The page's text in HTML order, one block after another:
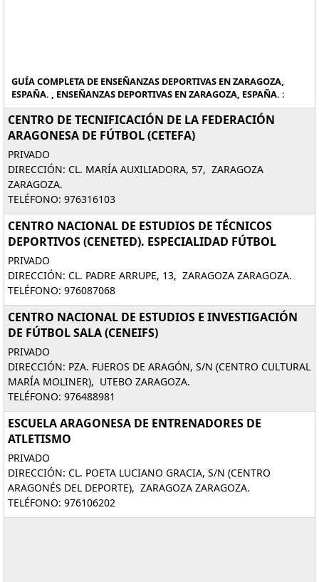
GUÍA COMPLETA DE ENSEÑANZAS DEPORTIVAS EN ZARAGOZA,
ESPAÑA. , ENSEÑANZAS DEPORTIVAS EN ZARAGOZA, ESPAÑA. :
CENTRO DE TECNIFICACIÓN DE LA FEDERACIÓN
ARAGONESA DE FÚTBOL (CETEFA)
PRIVADO
DIRECCIÓN: CL. MARÍA AUXILIADORA, 57, ZARAGOZA
ZARAGOZA.
TELÉFONO: 976316103
CENTRO NACIONAL DE ESTUDIOS DE TÉCNICOS
DEPORTIVOS (CENETED). ESPECIALIDAD FÚTBOL
PRIVADO
DIRECCIÓN: CL. PADRE ARRUPE, 13, ZARAGOZA ZARAGOZA.
TELÉFONO: 976087068
CENTRO NACIONAL DE ESTUDIOS E INVESTIGACIÓN
DE FÚTBOL SALA (CENEIFS)
PRIVADO
DIRECCIÓN: PZA. FUEROS DE ARAGÓN, S/N (CENTRO CULTURAL
MARÍA MOLINER), UTEBO ZARAGOZA.
TELÉFONO: 976488981
ESCUELA ARAGONESA DE ENTRENADORES DE
ATLETISMO
PRIVADO
DIRECCIÓN: CL. POETA LUCIANO GRACIA, S/N (CENTRO
ARAGONÉS DEL DEPORTE), ZARAGOZA ZARAGOZA.
TELÉFONO: 976106202